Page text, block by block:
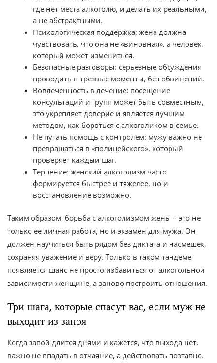
где нет места алкоголю, и делать их реальными,
а не абстрактными.
Психологическая поддержка: жена должна
чувствовать, что она не «виновная», а человек,
который может измениться.
Безопасные разговоры: серьезные обсуждения
проводить в трезвые моменты, без обвинений.
Вовлеченность в лечение: посещение
консультаций и групп может быть совместным,
это укрепляет доверие и является лучшим
методом, как бороться с алкоголиком в семье.
Не путать помощь с контролем: мужу важно не
превращаться в «полицейского», который
проверяет каждый шаг.
Терпение: женский алкоголизм часто
формируется быстрее и тяжелее, но и
восстановление возможно.
Таким образом, борьба с алкоголизмом жены – это не
только ее личная работа, но и экзамен для мужа. Он
должен научиться быть рядом без диктата и насмешек,
сохраняя уважение и веру. Только в таком тандеме
появляется шанс не просто избавиться от алкогольной
зависимости женщине, а заново построить отношения.
Три шага, которые спасут вас, если муж не
выходит из запоя
Когда запой длится днями и кажется, что выхода нет,
важно не впадать в отчаяние, а действовать поэтапно.